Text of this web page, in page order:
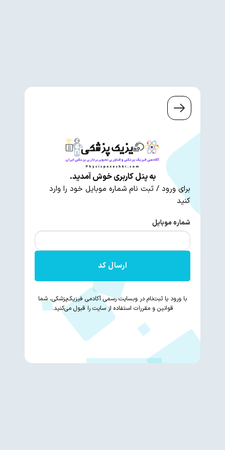
به پنل کاربری خوش آمدید.
برای ورود / ثبت نام شماره موبایل خود را وارد
کنید
شماره موبایل
ارسال کد
با ورود یا ثبت‌نام در وبسایت رسمی آکادمی فیزیک‌پزشکی، شما
قوانین و مقررات استفاده از سایت را قبول می‌کنید.